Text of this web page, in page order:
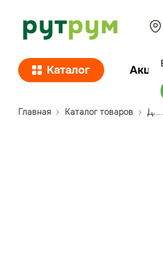
Каталог Акции
Главная Каталог товаров Для